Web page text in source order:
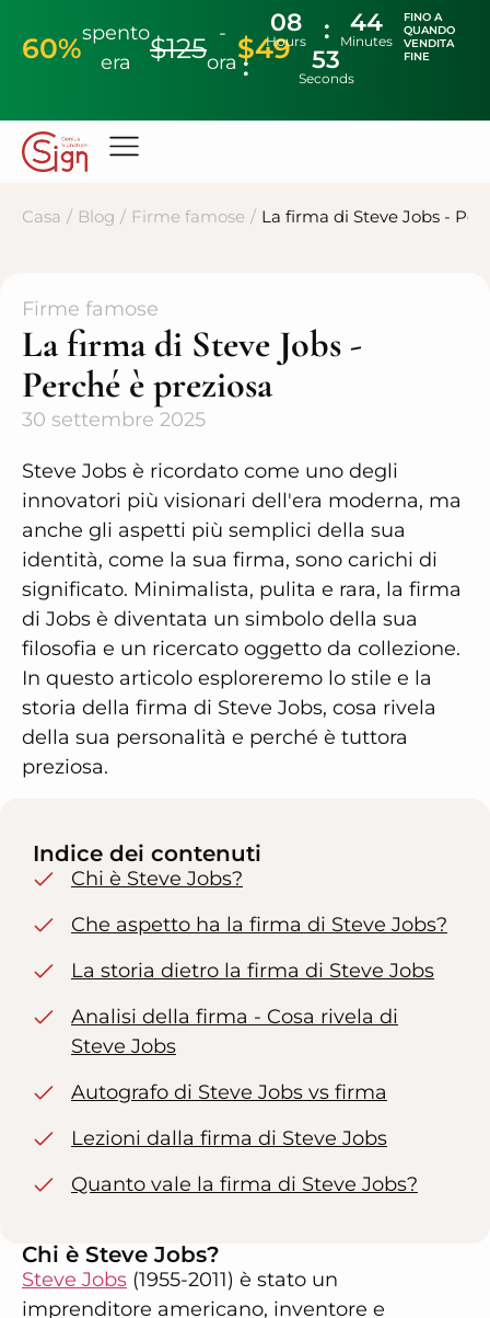
60%spento
era
$125 -
ora$49
08
Hours
44
Minutes
53
Seconds
FINO A
QUANDO
VENDITA
FINE
Casa / Blog / Firme famose / La firma di Steve Jobs -
Firme famose
La firma di Steve Jobs -
Perché è preziosa
30 settembre 2025
Steve Jobs è ricordato come uno degli
innovatori più visionari dell'era moderna, ma
anche gli aspetti più semplici della sua
identità, come la sua firma, sono carichi di
significato. Minimalista, pulita e rara, la firma
di Jobs è diventata un simbolo della sua
filosofia e un ricercato oggetto da collezione.
In questo articolo esploreremo lo stile e la
storia della firma di Steve Jobs, cosa rivela
della sua personalità e perché è tuttora
preziosa.
Indice dei contenuti
Chi è Steve Jobs?
Che aspetto ha la firma di Steve Jobs?
La storia dietro la firma di Steve Jobs
Analisi della firma - Cosa rivela di
Steve Jobs
Autografo di Steve Jobs vs firma
Lezioni dalla firma di Steve Jobs
Quanto vale la firma di Steve Jobs?
Chi è Steve Jobs?
Steve Jobs (1955-2011) è stato un
imprenditore americano, inventore e